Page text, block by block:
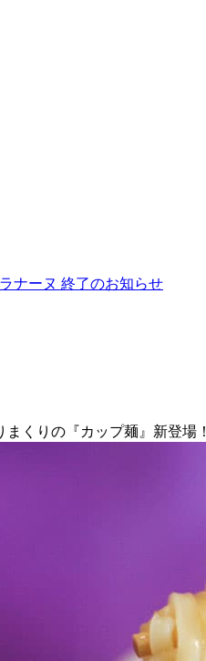
ラナーヌ 終了のお知らせ
くりの『カップ麺』新登場！